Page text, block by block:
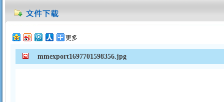
更多
mmexport1697701598356.jpg